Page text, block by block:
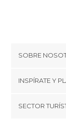
SOBRE
Cookies
Términos y
INSPÍRATE Y
SECTOR